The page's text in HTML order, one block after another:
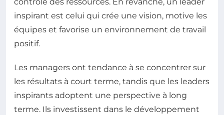
contrôle des ressources. En revanche, un leader
inspirant est celui qui crée une vision, motive les
équipes et favorise un environnement de travail
positif.
Les managers ont tendance à se concentrer sur
les résultats à court terme, tandis que les leaders
inspirants adoptent une perspective à long
terme. Ils investissent dans le développement